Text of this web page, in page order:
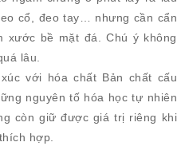
cổ, đeo tay… nhưng cần cẩn
xước bề mặt đá. Chú ý không
lâu.
với hóa chất Bản chất cấu
nguyên tố hóa học tự nhiên
còn giữ được giá trị riêng khi
hợp.